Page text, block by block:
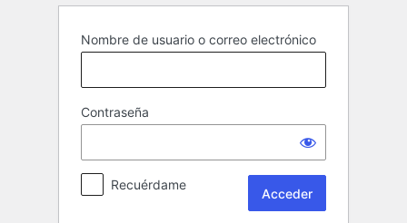
Nombre de usuario o correo electrónico
Contraseña
Recuérdame